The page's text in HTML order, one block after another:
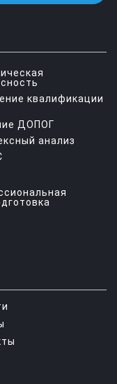
квалификации
ДОПОГ
анализ